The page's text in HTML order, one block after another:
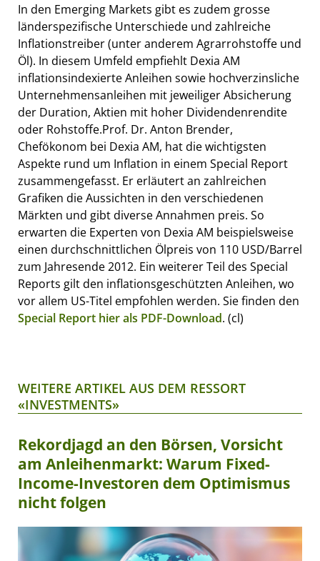
In den Emerging Markets gibt es zudem grosse
länderspezifische Unterschiede und zahlreiche
Inflationstreiber (unter anderem Agrarrohstoffe und
Öl). In diesem Umfeld empfiehlt Dexia AM
inflationsindexierte Anleihen sowie hochverzinsliche
Unternehmensanleihen mit jeweiliger Absicherung
der Duration, Aktien mit hoher Dividendenrendite
oder Rohstoffe.Prof. Dr. Anton Brender,
Chefökonom bei Dexia AM, hat die wichtigsten
Aspekte rund um Inflation in einem Special Report
zusammengefasst. Er erläutert an zahlreichen
Grafiken die Aussichten in den verschiedenen
Märkten und gibt diverse Annahmen preis. So
erwarten die Experten von Dexia AM beispielsweise
einen durchschnittlichen Ölpreis von 110 USD/Barrel
zum Jahresende 2012. Ein weiterer Teil des Special
Reports gilt den inflationsgeschützten Anleihen, wo
vor allem US-Titel empfohlen werden. Sie finden den
Special Report hier als PDF-Download. (cl)
WEITERE ARTIKEL AUS DEM RESSORT
«INVESTMENTS»
Rekordjagd an den Börsen, Vorsicht
am Anleihenmarkt: Warum Fixed-
Income-Investoren dem Optimismus
nicht folgen